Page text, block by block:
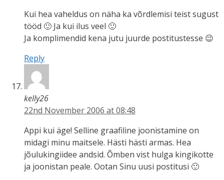
Kui hea vaheldus on näha ka võrdlemisi teist sugust
tööd 🙂 Ja kui ilus veel 🙂
Ja komplimendid kena jutu juurde postitustesse 😉
Reply
kelly26
22nd November 2006 at 08:48
Appi kui äge! Selline graafiline joonistamine on
midagi minu maitsele. Hästi hästi armas. Hea
jõulukingiidee andsid. Õmben vist hulga kingikotte
ja joonistan peale. Ootan Sinu uusi postitusi 🙂